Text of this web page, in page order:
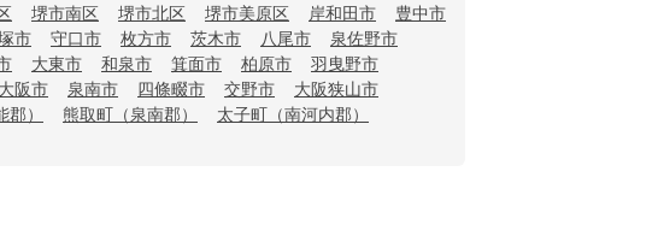
堺市南区 堺市北区 堺市美原区 岸和田市
豊中市
市 守口市 枚方市 茨木市 八尾市
泉佐野市
大東市 和泉市 箕面市 柏原市
羽曳野市
阪市 泉南市 四條畷市 交野市
大阪狭山市
） 熊取町（泉南郡） 太子町（南河内郡）